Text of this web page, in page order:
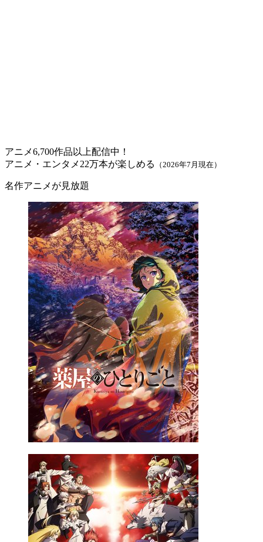
アニメ6,700作品以上配信中！
アニメ・エンタメ22万本が楽しめる
（2026年7月現在）
名作アニメが見放題